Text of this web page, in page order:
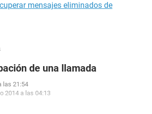
mensajes eliminados de
de una llamada
las 21:54
2014 a las 04:13